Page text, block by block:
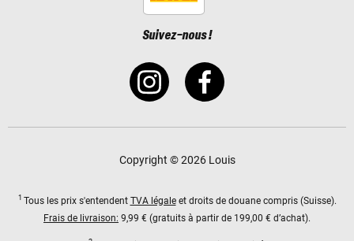
Suivez-nous !
Copyright © 2026 Louis
1 Tous les prix s'entendent TVA légaleet droits de douane compris (Suisse).
Frais de livraison: 9,99 € (gratuits à partir de 199,00 € d’achat).